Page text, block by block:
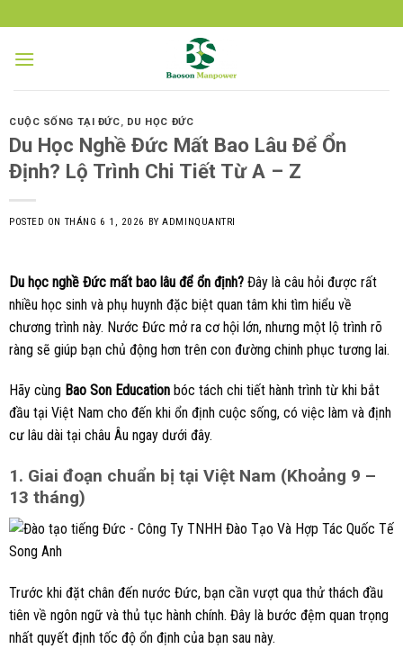
to
content
CUỘC SỐNG TẠI ĐỨC, DU HỌC ĐỨC
Du Học Nghề Đức Mất Bao Lâu Để Ổn
Định? Lộ Trình Chi Tiết Từ A – Z
POSTED ON THÁNG 6 1, 2026 BYADMINQUANTRI
Du học nghề Đức mất bao lâu để ổn định? Đây là câu hỏi được rất
nhiều học sinh và phụ huynh đặc biệt quan tâm khi tìm hiểu về
chương trình này. Nước Đức mở ra cơ hội lớn, nhưng một lộ trình rõ
ràng sẽ giúp bạn chủ động hơn trên con đường chinh phục tương lai.
Hãy cùng Bao Son Education bóc tách chi tiết hành trình từ khi bắt
đầu tại Việt Nam cho đến khi ổn định cuộc sống, có việc làm và định
cư lâu dài tại châu Âu ngay dưới đây.
1. Giai đoạn chuẩn bị tại Việt Nam (Khoảng 9 –
13 tháng)
Trước khi đặt chân đến nước Đức, bạn cần vượt qua thử thách đầu
tiên về ngôn ngữ và thủ tục hành chính. Đây là bước đệm quan trọng
nhất quyết định tốc độ ổn định của bạn sau này.